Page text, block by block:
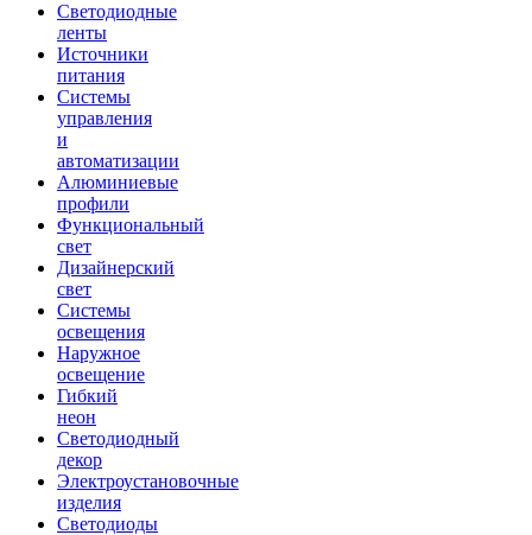
Светодиодные
ленты
Источники
питания
Системы
управления
и
автоматизации
Алюминиевые
профили
Функциональный
свет
Дизайнерский
свет
Системы
освещения
Наружное
освещение
Гибкий
неон
Светодиодный
декор
Электроустановочные
изделия
Светодиоды